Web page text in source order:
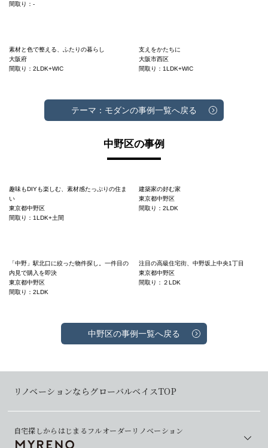
間取り：-
素材と色で整える、ふたりの暮らし
大阪府
間取り：2LDK+WIC
支えをかたちに
大阪市西区
間取り：1LDK+WIC
テーマ：モダンの事例一覧へ戻る
中野区の事例
趣味もDIYも楽しむ、素材感たっぷりの住ま
い
東京都中野区
間取り：1LDK+土間
建築家の好む家
東京都中野区
間取り：2LDK
「中野」駅北口に絞った物件探し。一件目の
内見で購入を即決
東京都中野区
間取り：2LDK
注目の高級住宅街、中野坂上中央1丁目
東京都中野区
間取り：２LDK
中野区の事例一覧へ戻る
リノベーションならグローバルベイスTOP
自宅探しからはじまるフルオーダーリノベーション